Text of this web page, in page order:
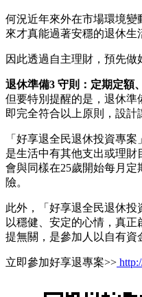
何況近年來外在市場環境
來才真能過著安穩的退休生
因此透過自主理財，預先
退休準備3 守則：定期定額
但要特別提醒的是，退休準
即完全符合以上原則，設
「好享退全民退休投資專
是生活中有其他支出或理財
會與同樣在25歲開始每月
險。
此外，「好享退全民退休
以穩健、安定的心情，真
提無關，是參加人以自有資
立即參加好享退專案>>